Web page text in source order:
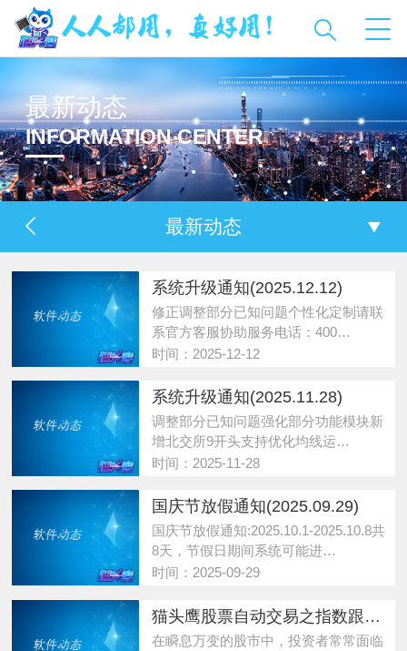
最新动态
INFORMATION CENTER
最新动态
系统升级通知(2025.12.12)
修正调整部分已知问题个性化定制请联
系官方客服协助服务电话：400…
时间：2025-12-12
系统升级通知(2025.11.28)
调整部分已知问题强化部分功能模块新
增北交所9开头支持优化均线运…
时间：2025-11-28
国庆节放假通知(2025.09.29)
国庆节放假通知:2025.10.1-2025.10.8共
8天，节假日期间系统可能进…
时间：2025-09-29
猫头鹰股票自动交易之指数跟随交易
在瞬息万变的股市中，投资者常常面临